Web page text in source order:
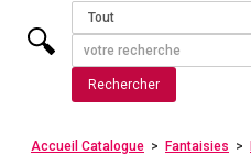
Accueil Catalogue > Fantaisies >